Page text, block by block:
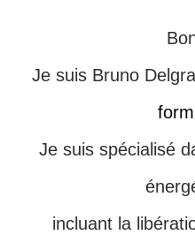
Je suis Bruno
Je suis spécialisé
incluant la